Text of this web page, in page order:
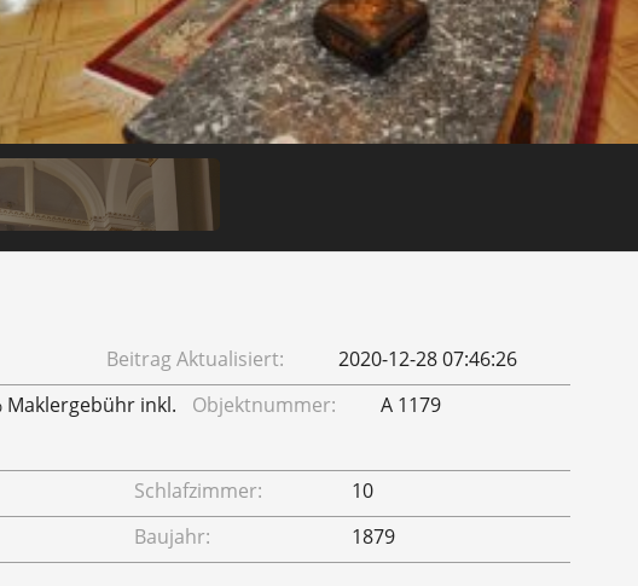
Beitrag Aktualisiert:
2020-12-28 07:46:26
Maklergebühr inkl.
Objektnummer: A 1179
Schlafzimmer:
10
Baujahr: 1879